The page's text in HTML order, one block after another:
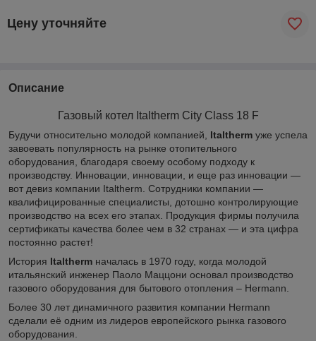
Цену уточняйте
Описание
Газовый котел Italtherm City Class 18 F
Будучи относительно молодой компанией, Italtherm уже успела
завоевать популярность на рынке отопительного
оборудования, благодаря своему особому подходу к
производству. Инновации, инновации, и еще раз инновации —
вот девиз компании Italtherm. Сотрудники компании —
квалифицированные специалисты, дотошно контролирующие
производство на всех его этапах. Продукция фирмы получила
сертификаты качества более чем в 32 странах — и эта цифра
постоянно растет!
История Italtherm началась в 1970 году, когда молодой
итальянский инженер Паоло Маццони основал производство
газового оборудования для бытового отопления – Hermann.
Более 30 лет динамичного развития компании Hermann
сделали её одним из лидеров европейского рынка газового
оборудования.